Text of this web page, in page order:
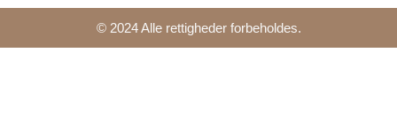
© 2024 Alle rettigheder forbeholdes.